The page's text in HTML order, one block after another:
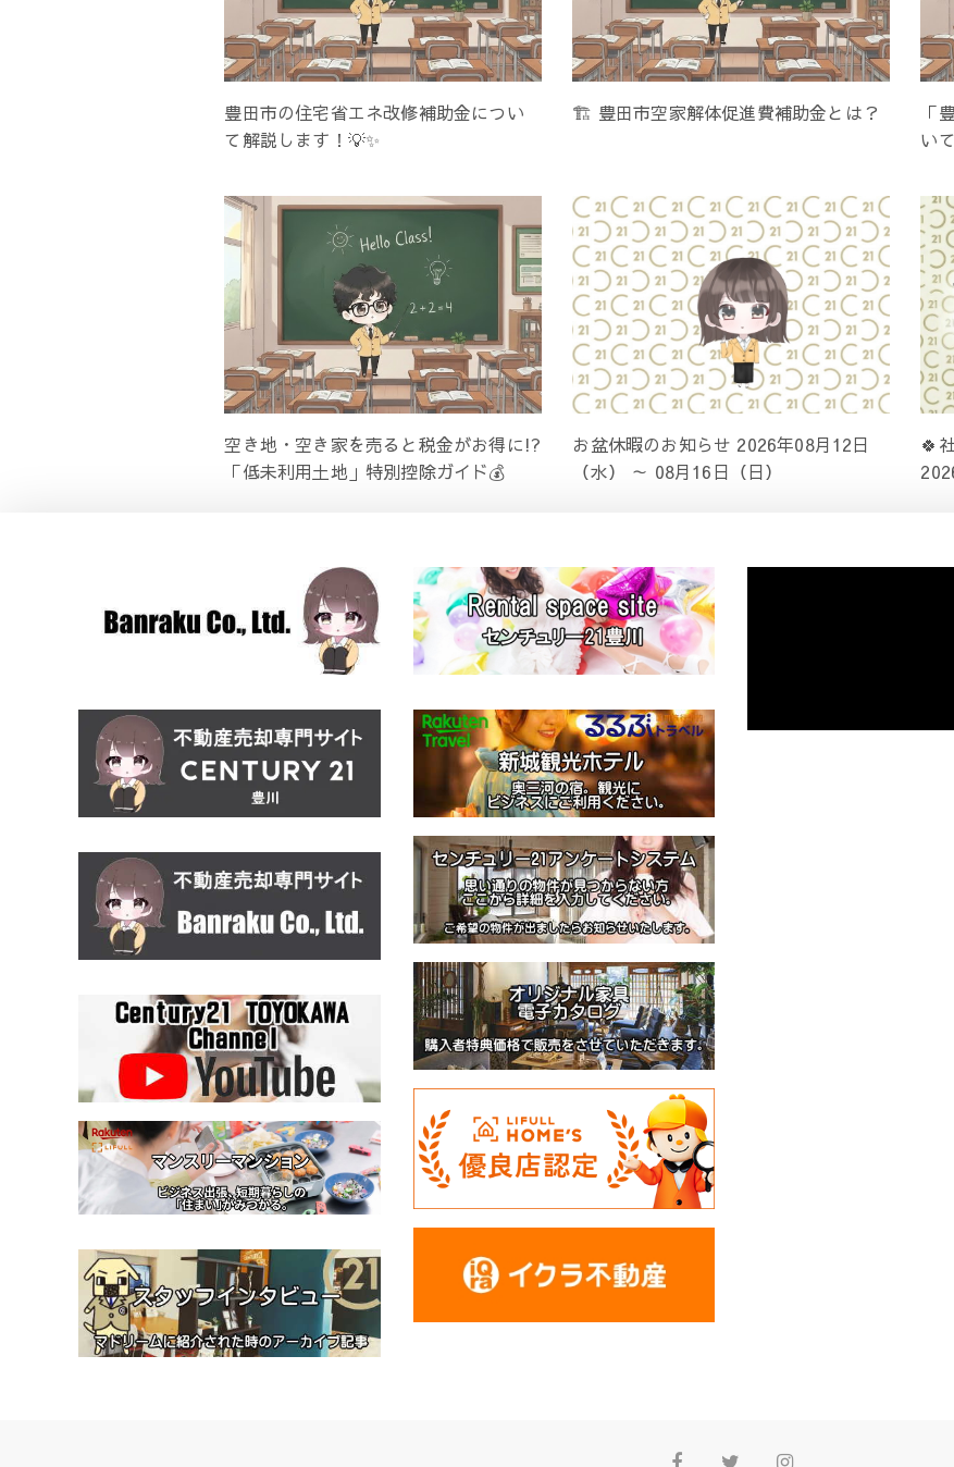
豊田市の住宅省エネ改修補助金につい
て解説します！💡✨
🏗️ 豊田市空家解体促進費補助金とは？
「
い
空き地・空き家を売ると税金がお得に!?
「低未利用土地」特別控除ガイド💰
お盆休暇のお知らせ 2026年08月12日
（水） ～ 08月16日（日）
🍀
FacebookTwitterInstagram